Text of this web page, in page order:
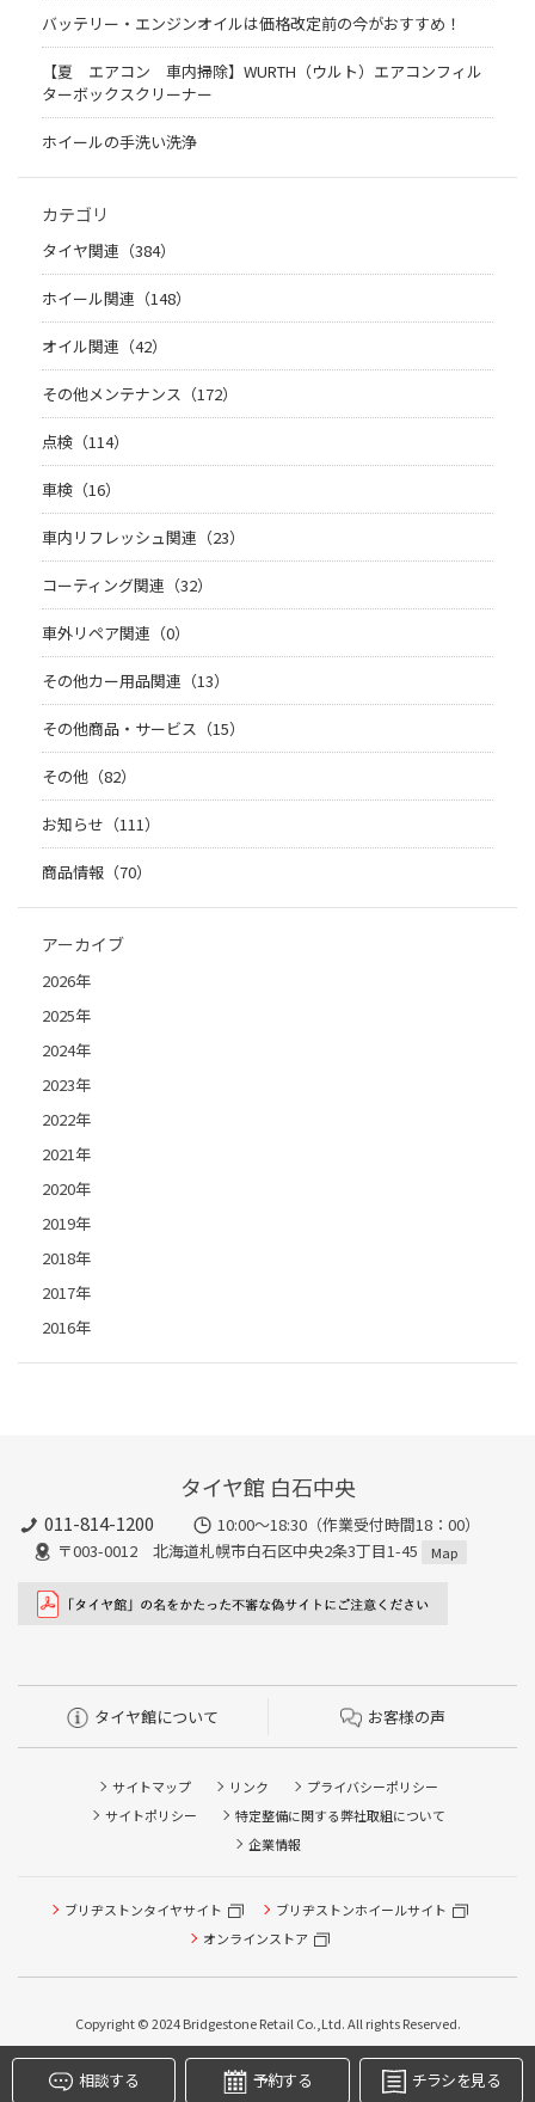
バッテリー・エンジンオイルは価格改定前の今がおすすめ！
【夏 エアコン 車内掃除】WURTH（ウルト）エアコンフィル
ターボックスクリーナー
ホイールの手洗い洗浄
カテゴリ
タイヤ関連（384）
ホイール関連（148）
オイル関連（42）
その他メンテナンス（172）
点検（114）
車検（16）
車内リフレッシュ関連（23）
コーティング関連（32）
車外リペア関連（0）
その他カー用品関連（13）
その他商品・サービス（15）
その他（82）
お知らせ（111）
商品情報（70）
アーカイブ
2026年
2025年
2024年
2023年
2022年
2021年
2020年
2019年
2018年
2017年
2016年
タイヤ館 白石中央
011-814-1200
10:00～18:30（作業受付時間18：00）
〒003-0012 北海道札幌市白石区中央2条3丁目1-45
Map
タイヤ館について お客様の声
サイトマップ リンク
プライバシーポリシー
サイトポリシー
特定整備に関する弊社取組について
企業情報
ブリヂストンタイヤサイト
ブリヂストンホイールサイト
オンラインストア
Copyright © 2024 Bridgestone Retail Co.,Ltd. All rights Reserved.
相談する 予約する チラシを見る
ピット作業の予約
クローク契約会員専用タイヤ履き替え※タイヤ履き替えを
方はご利用いただけません